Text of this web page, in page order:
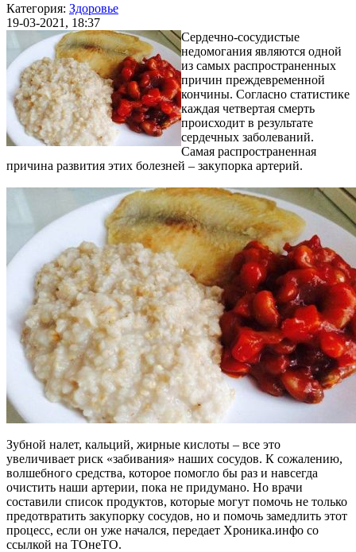
Категория: Здоровье
19-03-2021, 18:37
Сердечно-сосудистые
недомогания являются одной
из самых распространенных
причин преждевременной
кончины. Согласно статистике
каждая четвертая смерть
происходит в результате
сердечных заболеваний.
Самая распространенная
причина развития этих болезней – закупорка артерий.
Зубной налет, кальций, жирные кислоты – все это
увеличивает риск «забивания» наших сосудов. К сожалению,
волшебного средства, которое помогло бы раз и навсегда
очистить наши артерии, пока не придумано. Но врачи
составили список продуктов, которые могут помочь не только
предотвратить закупорку сосудов, но и помочь замедлить этот
процесс, если он уже начался, передает Хроника.инфо со
ссылкой на ТОнеТО.